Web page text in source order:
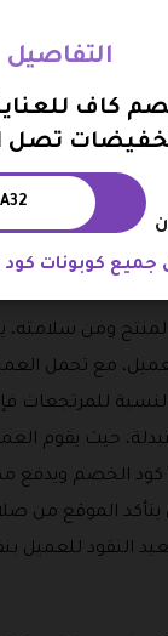
المدهشة
على الموقع
يتم الإرجاع
الموقع الإرجاع
لكن بشرط أن تكون
ومن سلامته،
مع تحمل
للمرتجعات
حيث يقوم
كود الخصم ويدفع
يتأكد الموقع من
النقود
التفاصيل
كاف
تصل الى
كوبونات